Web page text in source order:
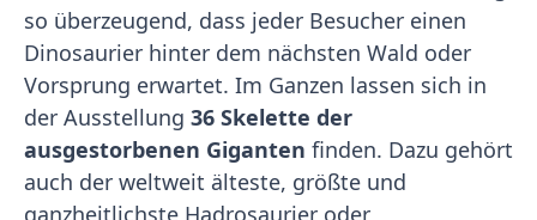
so überzeugend, dass jeder Besucher einen
Dinosaurier hinter dem nächsten Wald oder
Vorsprung erwartet. Im Ganzen lassen sich in
der Ausstellung 36 Skelette der
ausgestorbenen Giganten finden. Dazu gehört
auch der weltweit älteste, größte und
ganzheitlichste Hadrosaurier oder